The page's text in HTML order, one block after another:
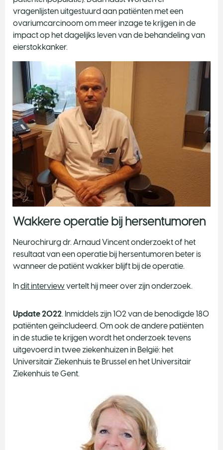
vragenlijsten uitgestuurd aan patiënten met een
ovariumcarcinoom om meer inzage te krijgen in de
impact op het dagelijks leven van de behandeling van
eierstokkanker.
Wakkere operatie bij hersentumoren
Neurochirurg dr. Arnaud Vincent onderzoekt of het
resultaat van een operatie bij hersentumoren beter is
wanneer de patiënt wakker blijft bij de operatie.
Indit interviewvertelt hij meer over zijn onderzoek.
Update 2022. Inmiddels zijn 102 van de benodigde 180
patiënten geïncludeerd. Om ook de andere patiënten
in de studie te krijgen wordt het onderzoek tevens
uitgevoerd in twee ziekenhuizen in België: het
Universitair Ziekenhuis te Brussel en het Universitair
Ziekenhuis te Gent.